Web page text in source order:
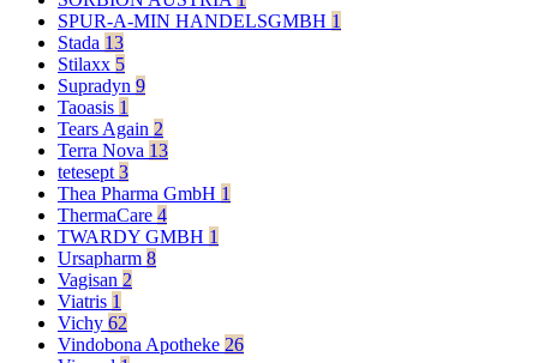
SPUR-A-MIN HANDELSGMBH 1
Stada 13
Stilaxx 5
Supradyn 9
Taoasis 1
Tears Again 2
Terra Nova 13
tetesept 3
Thea Pharma GmbH 1
ThermaCare 4
TWARDY GMBH 1
Ursapharm 8
Vagisan 2
Viatris 1
Vichy 62
Vindobona Apotheke 26